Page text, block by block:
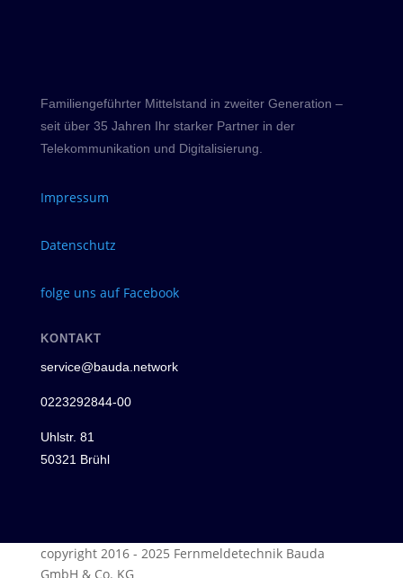
Familiengeführter Mittelstand in zweiter Generation –
seit über 35 Jahren Ihr starker Partner in der
Telekommunikation und Digitalisierung.
Impressum
Datenschutz
folge uns auf Facebook
KONTAKT
service@bauda.network
0223292844-00
Uhlstr. 81
50321 Brühl
copyright 2016 - 2025 Fernmeldetechnik Bauda
GmbH & Co. KG